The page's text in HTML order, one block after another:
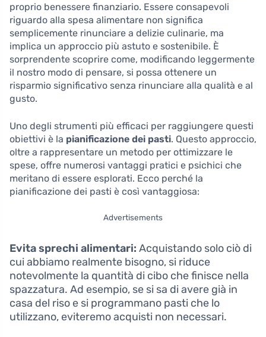
proprio benessere finanziario. Essere consapevoli
riguardo alla spesa alimentare non significa
semplicemente rinunciare a delizie culinarie, ma
implica un approccio più astuto e sostenibile. È
sorprendente scoprire come, modificando leggermente
il nostro modo di pensare, si possa ottenere un
risparmio significativo senza rinunciare alla qualità e al
gusto.
Uno degli strumenti più efficaci per raggiungere questi
obiettivi è la pianificazione dei pasti. Questo approccio,
oltre a rappresentare un metodo per ottimizzare le
spese, offre numerosi vantaggi pratici e psichici che
meritano di essere esplorati. Ecco perché la
pianificazione dei pasti è così vantaggiosa:
Advertisements
Evita sprechi alimentari: Acquistando solo ciò di
cui abbiamo realmente bisogno, si riduce
notevolmente la quantità di cibo che finisce nella
spazzatura. Ad esempio, se si sa di avere già in
casa del riso e si programmano pasti che lo
utilizzano, eviteremo acquisti non necessari.